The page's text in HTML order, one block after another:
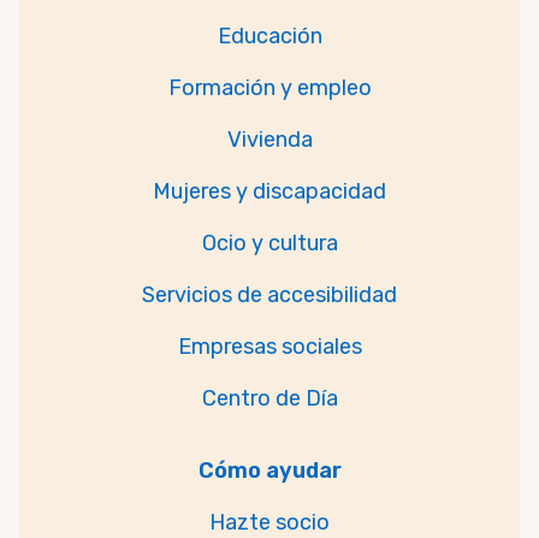
Educación
Formación y empleo
Vivienda
Mujeres y discapacidad
Ocio y cultura
Servicios de accesibilidad
Empresas sociales
Centro de Día
Cómo ayudar
Hazte socio